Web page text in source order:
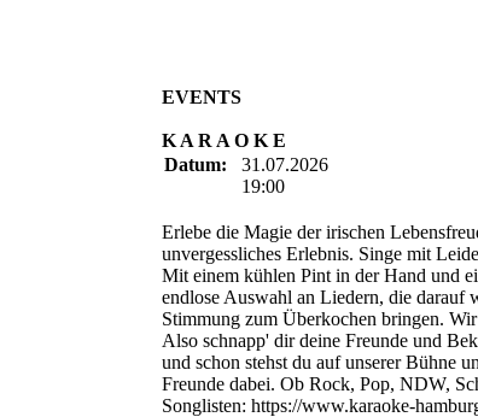
EVENTS
K A R A O K E
Datum:
31.07.2026
19:00
Erlebe die Magie der irischen
unvergessliches Erlebnis. Singe mit
Mit einem kühlen Pint in der Hand und
endlose Auswahl an Liedern, die darauf
Stimmung zum Überkochen bringen.
Also schnapp' dir deine Freunde und
und schon stehst du auf unserer Bühne
Freunde dabei. Ob Rock, Pop, NDW,
Songlisten: https://www.karaoke-